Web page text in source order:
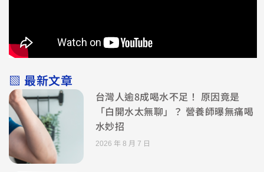
▧ 最新文章
台灣人逾8成喝水不足！ 原因竟是
「白開水太無聊」？ 營養師曝無痛喝
水妙招
2026 年 8 月 7 日